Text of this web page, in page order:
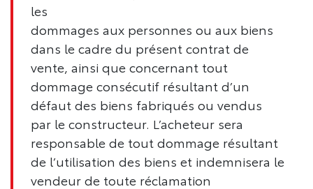
les
dommages aux personnes ou aux biens
dans le cadre du présent contrat de
vente, ainsi que concernant tout
dommage consécutif résultant d’un
défaut des biens fabriqués ou vendus
par le constructeur. L’acheteur sera
responsable de tout dommage résultant
de l’utilisation des biens et indemnisera le
vendeur de toute réclamation